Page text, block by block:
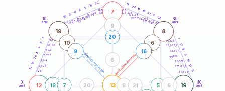
generazione maschile generazione femminile
0
anni
10
anni
30
anni
40
anni
1-2,5
2,5-3,5
3,5-4
6-7,5
7,5-8,5
8,5-9
11-12,5
12,5-13,5
13,5-14
16-17,5
17,5-18,5
18,5-19
21-22,5
22,5-23,5
23,5-24
26-27,5
27,5-28,5
28,5-29
31-32,5
32,5-33,5
33,5-34
36-37,5
37,5-38,5
38,5-39
10
16
20
4
9
5
6
10
9
17
8
5
15
22 11
22 10
15
20 5
13
7
17
8
9
19
10
11
12
7
19
13
19 8
5
19
9
6
7
20
8 21
20
6
10
9
6
16
5anni
15 anni 25anni
35anni